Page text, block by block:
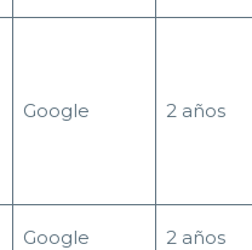
Google 2 años
Google 2 años